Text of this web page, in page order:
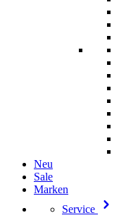
Neu
Sale
Marken
Service